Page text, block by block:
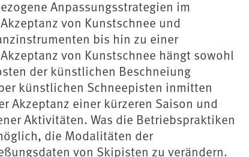
Anpassungsstrategien im
von Kunstschnee und
bis hin zu einer
von Kunstschnee hängt sowohl
der künstlichen Beschneiung
künstlichen Schneepisten inmitten
Akzeptanz einer kürzeren Saison und
Aktivitäten. Was die Betriebspraktiken
die Modalitäten der
von Skipisten zu verändern.